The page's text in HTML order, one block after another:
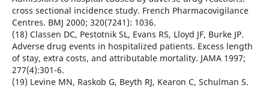
cross sectional incidence study. French Pharmacovigilance
Centres. BMJ 2000; 320(7241): 1036.
(18) Classen DC, Pestotnik SL, Evans RS, Lloyd JF, Burke JP.
Adverse drug events in hospitalized patients. Excess length
of stay, extra costs, and attributable mortality. JAMA 1997;
277(4):301-6.
(19) Levine MN, Raskob G, Beyth RJ, Kearon C, Schulman S.